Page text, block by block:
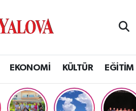
EKONOMİ KÜLTÜR EĞİTİM